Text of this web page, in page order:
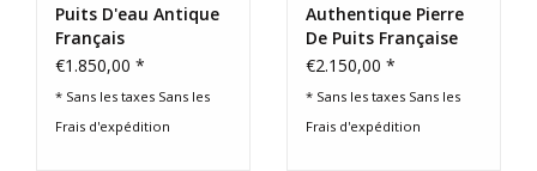
Puits D'eau Antique
Français
€1.850,00 *
* Sans les taxes Sans les
Frais d'expédition
Authentique Pierre
De Puits Française
€2.150,00 *
* Sans les taxes Sans les
Frais d'expédition